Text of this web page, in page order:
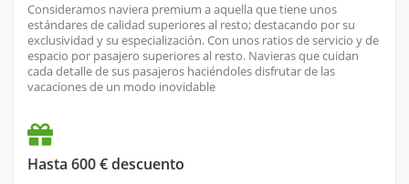
Consideramos naviera premium a aquella que tiene unos
estándares de calidad superiores al resto; destacando por su
exclusividad y su especialización. Con unos ratios de servicio y de
espacio por pasajero superiores al resto. Navieras que cuidan
cada detalle de sus pasajeros haciéndoles disfrutar de las
vacaciones de un modo inovidable
Hasta 600 € descuento